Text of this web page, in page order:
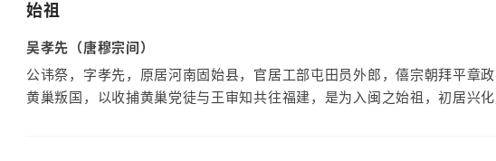
始祖
吴孝先（唐穆宗间）
公讳祭，字孝先，原居河南固始县，官居工部屯田员外郎，僖宗朝拜平章政
黄巢叛国，以收捕黄巢党徒与王审知共往福建，是为入闽之始祖，初居兴